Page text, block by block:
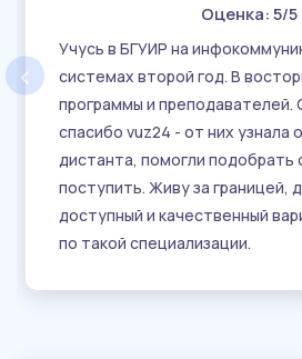
‹
Оценка: 5/5
Учусь в БГУИР на
системах второй год. В
программы и преподавателей.
спасибо vuz24 - от них узнала
дистанта, помогли подобрать
поступить. Живу за границей,
доступный и качественный
по такой специализации.